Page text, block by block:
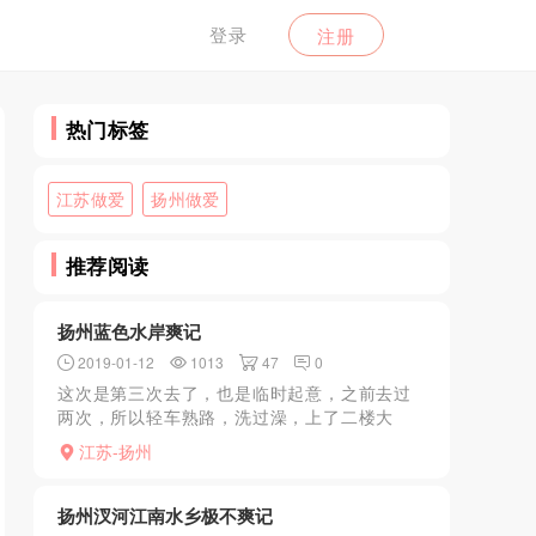
登录 注册
热门标签
江苏做爱 扬州做爱
推荐阅读
扬州蓝色水岸爽记
2019-01-12 1013 47 0
这次是第三次去了，也是临时起意，之前去过
两次，所以轻车熟路，洗过澡，上了二楼大
厅，这时候人多，等了大概二十分钟左右才安
排到我。在服务业带领下到三楼，找了间房进
江苏-扬州
扬州汊河江南水乡极不爽记